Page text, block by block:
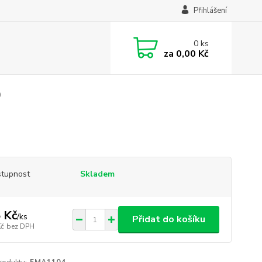
Přihlášení
0ks
za 0,00 Kč
Skladem
Kč/ks
bez DPH
Přidat do košíku